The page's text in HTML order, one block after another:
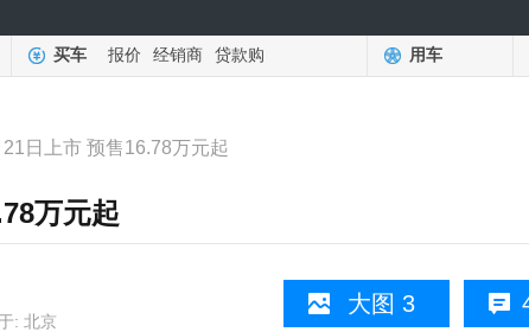
买车 报价 经销商 贷款购 用车
日上市 预售16.78万元起
万元起
大图 3
: 北京